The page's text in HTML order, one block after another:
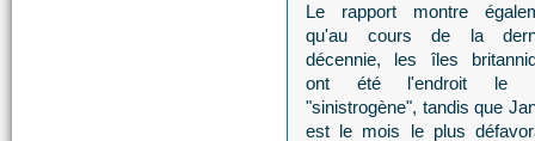
Le rapport montre
qu'au cours de la
décennie, les îles
ont été l'endroit le
"sinistrogène", tandis que
est le mois le plus